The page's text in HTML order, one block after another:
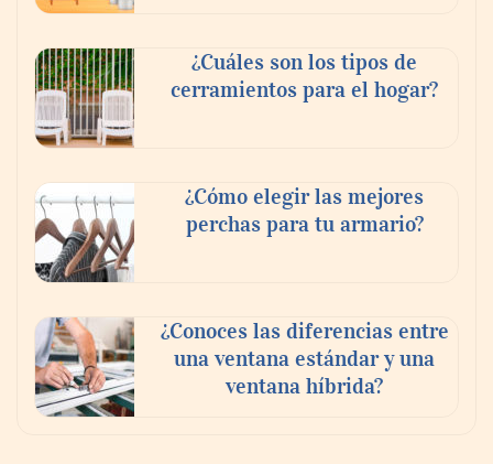
¿Cuáles son los tipos de
cerramientos para el hogar?
¿Cómo elegir las mejores
perchas para tu armario?
¿Conoces las diferencias entre
una ventana estándar y una
ventana híbrida?